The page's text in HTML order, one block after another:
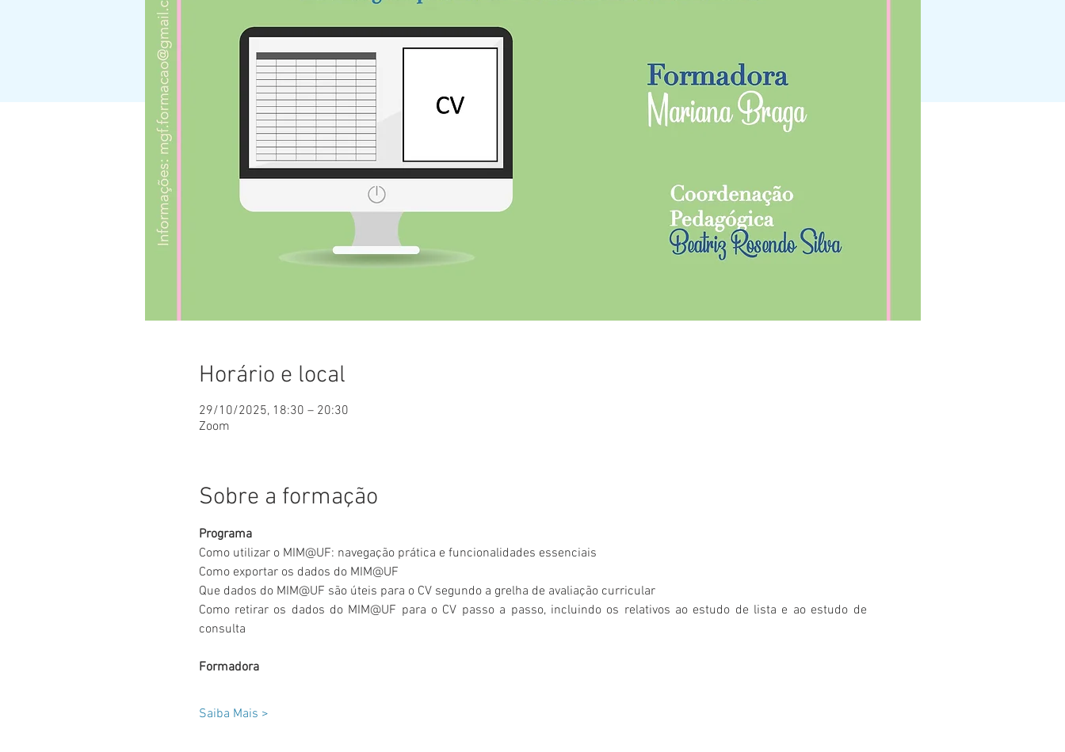
Horário e local
29/10/2025, 18:30 – 20:30
Zoom
Sobre a formação
Programa
Como utilizar o MIM@UF: navegação prática e funcionalidades essenciais
Como exportar os dados do MIM@UF
Que dados do MIM@UF são úteis para o CV segundo a grelha de avaliação curricular
Como retirar os dados do MIM@UF para o CV passo a passo, incluindo os relativos ao estudo de lista e ao estudo de
consulta
Formadora
Saiba Mais >